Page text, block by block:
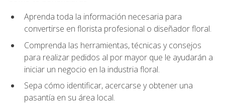
Aprenda toda la información necesaria para
convertirse en florista profesional o diseñador floral.
Comprenda las herramientas, técnicas y consejos
para realizar pedidos al por mayor que le ayudarán a
iniciar un negocio en la industria floral.
Sepa cómo identificar, acercarse y obtener una
pasantía en su área local.